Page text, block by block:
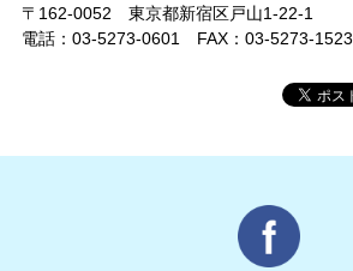
〒162-0052 東京都新宿区戸山1-22-1
電話：03-5273-0601 FAX：03-5273-1523